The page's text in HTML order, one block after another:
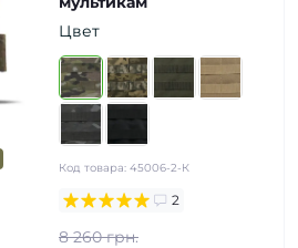
Цвет
Код товара: 45006-2-К
2
8 260 грн.